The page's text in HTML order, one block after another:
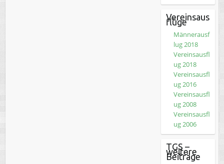
Vereinsaus
flüge
Männerausf
lug 2018
Vereinsausfl
ug 2018
Vereinsausfl
ug 2016
Vereinsausfl
ug 2008
Vereinsausfl
ug 2006
TGS –
weitere
Beiträge